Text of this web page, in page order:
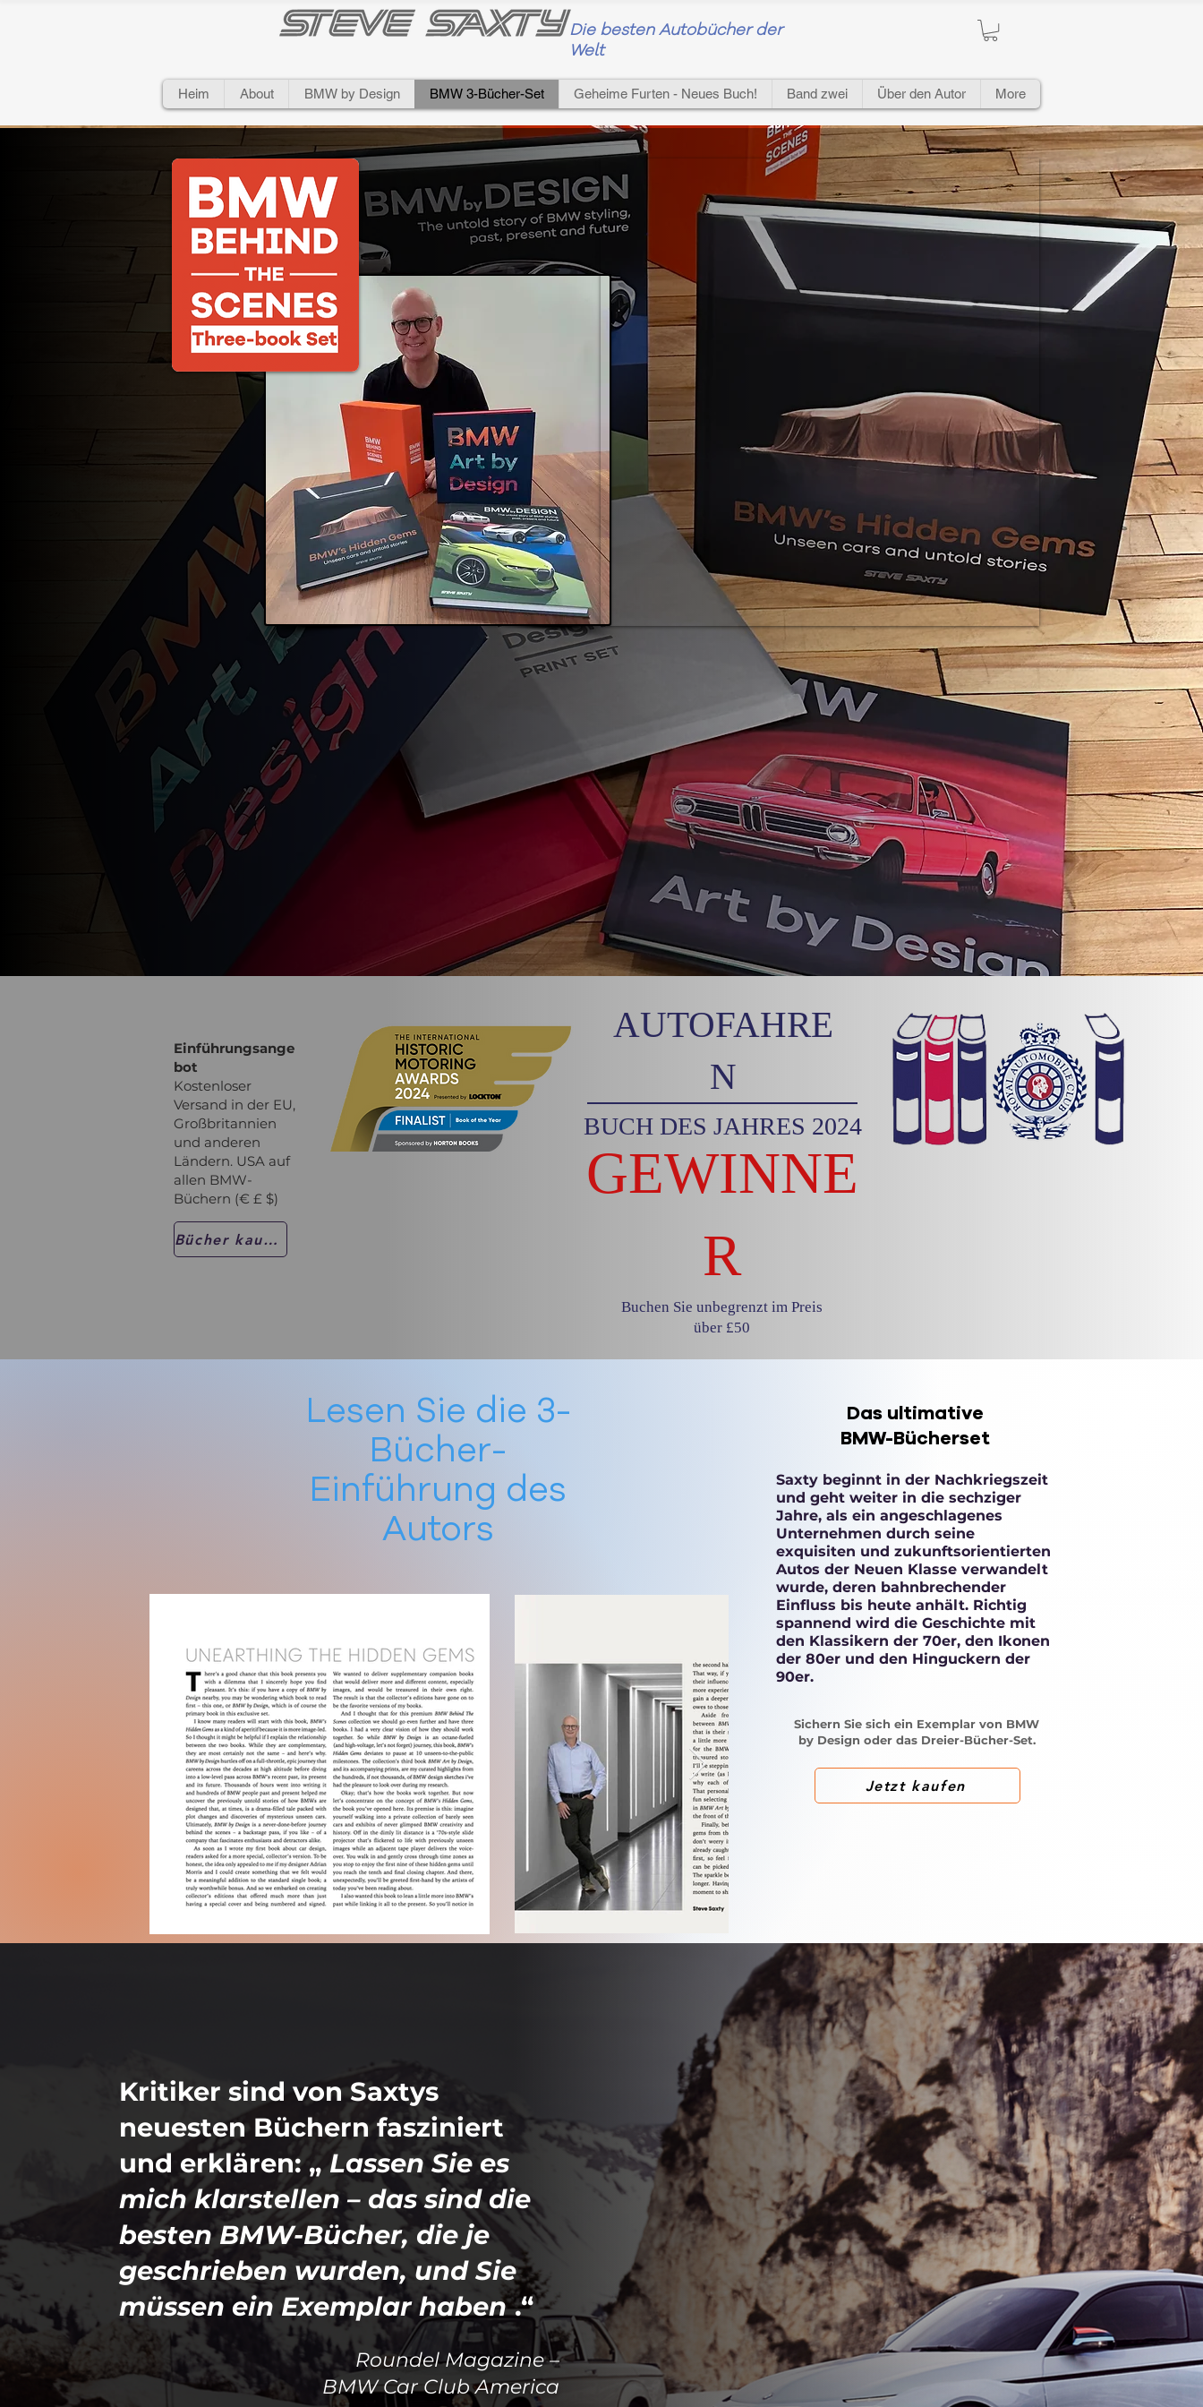
Die besten Autobücher der
Welt
Heim About BMW by Design BMW 3-Bücher-Set Geheime Furten - Neues Buch! Band zwei Über den Autor More
AUTOFAHRE
N
BUCH DES JAHRES 2024
GEWINNE
R
Buchen Sie unbegrenzt im Preis
über £50
Einführungsange
bot
Kostenloser
Versand in der EU,
Großbritannien
und anderen
Ländern. USA auf
allen BMW-
Büchern (€ £ $)
Bücher kaufen
Lesen Sie die 3-
Bücher-
Einführung des
Autors
Das ultimative
BMW-Bücherset
Saxty beginnt in der Nachkriegszeit
und geht weiter in die sechziger
Jahre, als ein angeschlagenes
Unternehmen durch seine
exquisiten und zukunftsorientierten
Autos der Neuen Klasse verwandelt
wurde, deren bahnbrechender
Einfluss bis heute anhält. Richtig
spannend wird die Geschichte mit
den Klassikern der 70er, den Ikonen
der 80er und den Hinguckern der
90er.
Sichern Sie sich ein Exemplar von BMW
by Design oder das Dreier-Bücher-Set.
Jetzt kaufen
Kritiker sind von Saxtys
neuesten Büchern fasziniert
und erklären: „ Lassen Sie es
mich klarstellen – das sind die
besten BMW-Bücher, die je
geschrieben wurden, und Sie
müssen ein Exemplar haben .“
Roundel Magazine –
BMW Car Club America